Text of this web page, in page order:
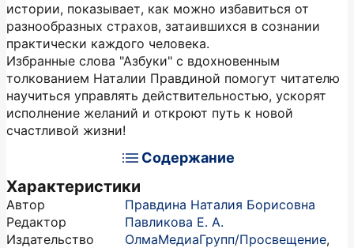
истории, показывает, как можно избавиться от
разнообразных страхов, затаившихся в сознании
практически каждого человека.
Избранные слова "Азбуки" с вдохновенным
толкованием Наталии Правдиной помогут читателю
научиться управлять действительностью, ускорят
исполнение желаний и откроют путь к новой
счастливой жизни!
Содержание
Характеристики
Автор
Правдина Наталия Борисовна
Редактор
Павликова Е. А.
Издательство
ОлмаМедиаГрупп/Просвещение,